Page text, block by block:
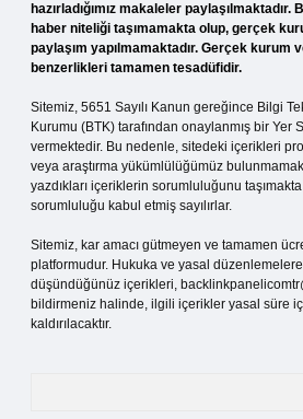
hazırladığımız makaleler
haber niteliği taşımamakta olup, gerçek
paylaşım yapılmamaktadır. Gerçek kurum
benzerlikleri tamamen tesadüfidir.
Sitemiz, 5651 Sayılı Kanun gereğince Bilgi
Kurumu (BTK) tarafından onaylanmış bir Yer
vermektedir. Bu nedenle, sitedeki içerikleri
veya araştırma yükümlülüğümüz
yazdıkları içeriklerin sorumluluğunu
sorumluluğu kabul etmiş sayılırlar.
Sitemiz, kar amacı gütmeyen ve tamamen
platformudur. Hukuka ve yasal düzenlemelere
düşündüğünüz içerikleri,
bildirmeniz halinde, ilgili içerikler yasal süre
kaldırılacaktır.